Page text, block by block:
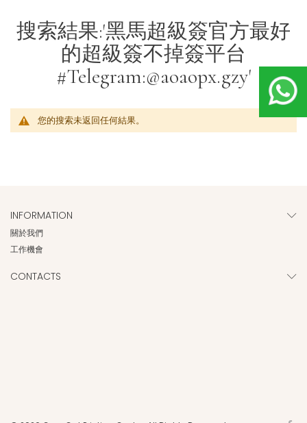
搜索結果:'黑馬超級簽官方最好
的超級簽不掉簽平台
#Telegram:@aoaopx.gzy'
您的搜索未返回任何結果。
INFORMATION
關於我們
工作機會
CONTACTS